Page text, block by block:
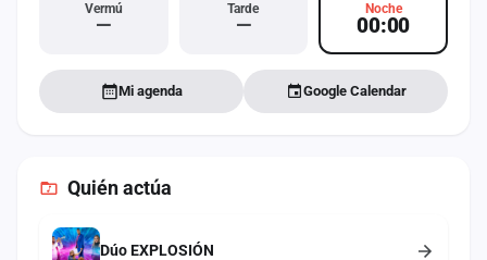
Vermú
—
Tarde
—
Noche
00:00
Mi agenda Google Calendar
Quién actúa
Dúo EXPLOSIÓN